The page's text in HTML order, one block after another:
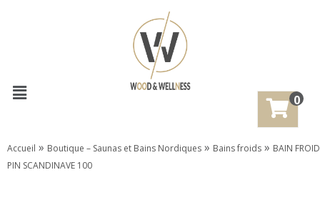
0
Accueil » Boutique – Saunas et Bains Nordiques » Bains froids » BAIN FROID
PIN SCANDINAVE 100